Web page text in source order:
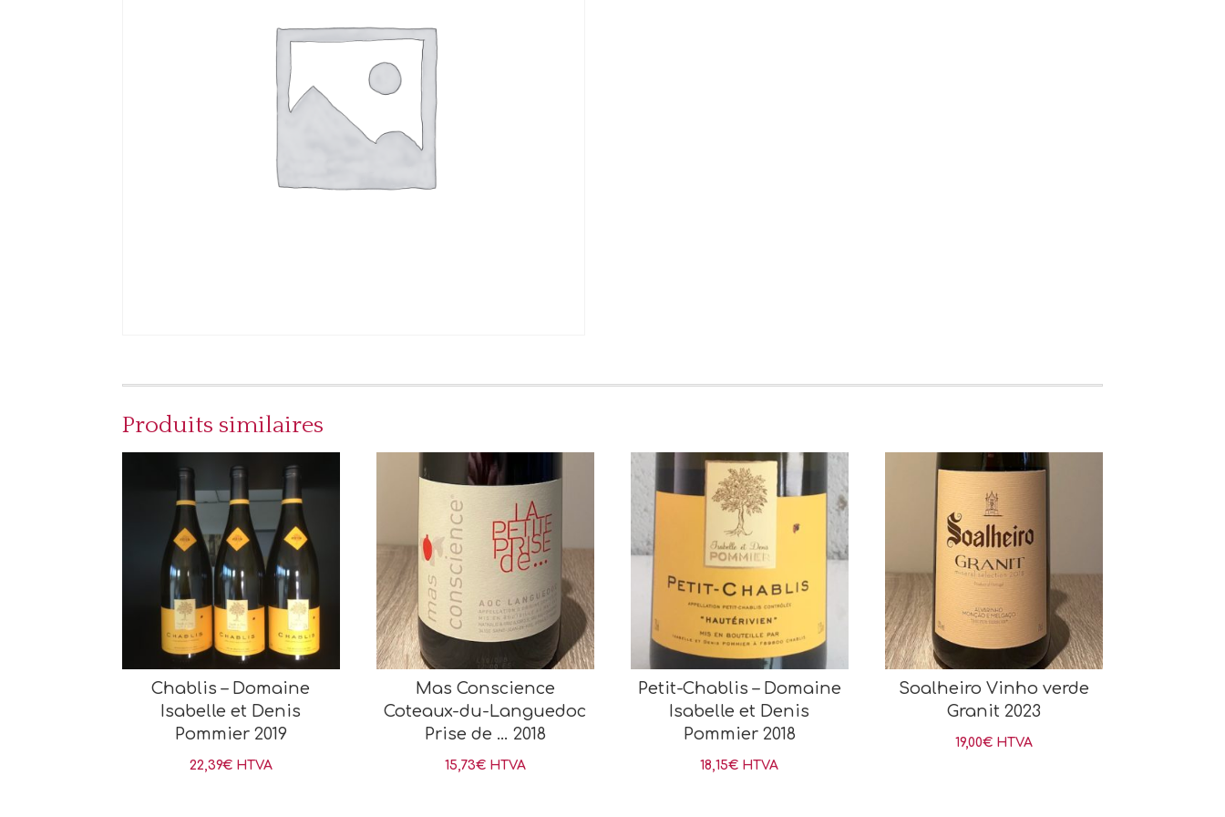
Produits similaires
Chablis – Domaine
Isabelle et Denis
Pommier 2019
22,39€ HTVA
Mas Conscience
Coteaux-du-Languedoc
Prise de … 2018
15,73€ HTVA
Petit-Chablis – Domaine
Isabelle et Denis
Pommier 2018
18,15€ HTVA
Soalheiro Vinho verde
Granit 2023
19,00€ HTVA